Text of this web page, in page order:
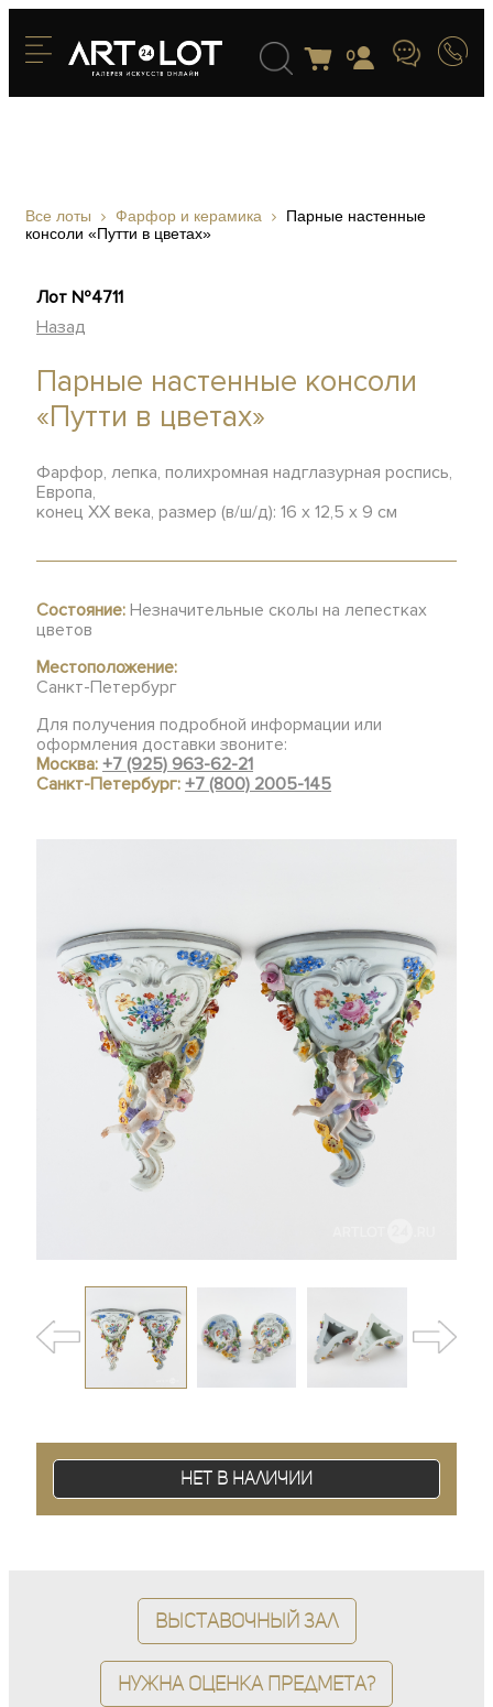
0
Все лоты Фарфор и керамика
Парные настенные
консоли «Путти в цветах»
Лот №4711
Назад
Парные настенные консоли
«Путти в цветах»
Фарфор, лепка, полихромная надглазурная роспись,
Европа,
конец XX века, размер (в/ш/д): 16 х 12,5 х 9 см
Состояние: Незначительные сколы на лепестках
цветов
Местоположение:
Санкт-Петербург
Для получения подробной информации или
оформления доставки звоните:
Москва:+7 (925) 963-62-21
Санкт-Петербург:+7 (800) 2005-145
Нет в наличии
Выставочный зал
Нужна оценка предмета?